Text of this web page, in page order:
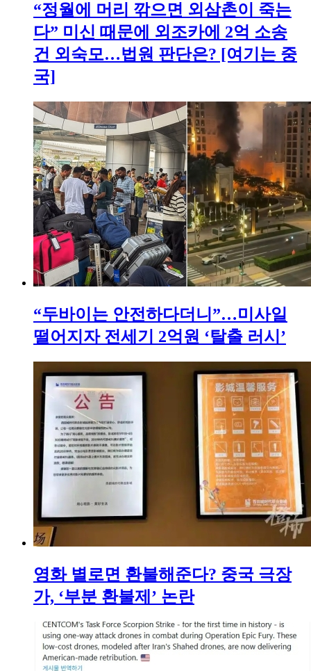
“정월에 머리 깎으면 외삼촌이 죽는
다” 미신 때문에 외조카에 2억 소송
건 외숙모…법원 판단은? [여기는 중
국]
“두바이는 안전하다더니”…미사일
떨어지자 전세기 2억원 ‘탈출 러시’
영화 별로면 환불해준다? 중국 극장
가, ‘부분 환불제’ 논란